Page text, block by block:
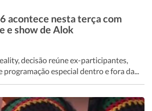
acontece nesta terça com
e show de Alok
decisão reúne ex-participantes,
especial dentro e fora da...